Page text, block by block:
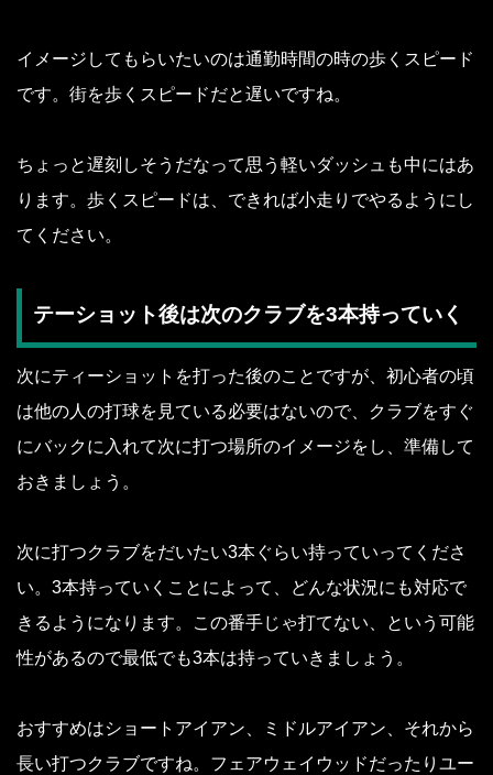
イメージしてもらいたいのは通勤時間の時の歩くスピード
です。街を歩くスピードだと遅いですね。
ちょっと遅刻しそうだなって思う軽いダッシュも中にはあ
ります。歩くスピードは、できれば小走りでやるようにし
てください。
テーショット後は次のクラブを3本持っていく
次にティーショットを打った後のことですが、初心者の頃
は他の人の打球を見ている必要はないので、クラブをすぐ
にバックに入れて次に打つ場所のイメージをし、準備して
おきましょう。
次に打つクラブをだいたい3本ぐらい持っていってくださ
い。3本持っていくことによって、どんな状況にも対応で
きるようになります。この番手じゃ打てない、という可能
性があるので最低でも3本は持っていきましょう。
おすすめはショートアイアン、ミドルアイアン、それから
長い打つクラブですね。フェアウェイウッドだったりユー